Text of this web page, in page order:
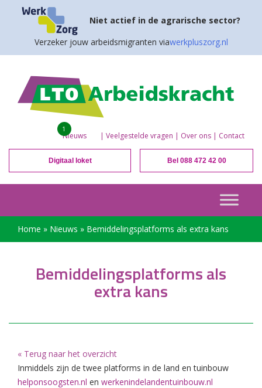
Niet actief in de agrarische sector?
Verzeker jouw arbeidsmigranten viawerkpluszorg.nl
Nieuws
1
| Veelgestelde vragen | Over ons | Contact
Digitaal loket Bel 088 472 42 00
Home » Nieuws » Bemiddelingsplatforms als extra kans
Bemiddelingsplatforms als
extra kans
« Terug naar het overzicht
Inmiddels zijn de twee platforms in de land en tuinbouw
helponsoogsten.nl en werkenindelandentuinbouw.nl